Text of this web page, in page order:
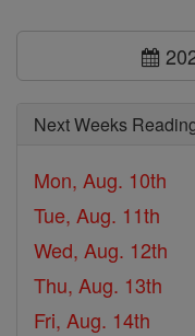
Next Weeks
Mon, Aug. 10th
Tue, Aug. 11th
Wed, Aug. 12th
Thu, Aug. 13th
Fri, Aug. 14th